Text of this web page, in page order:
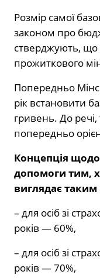
Розмір самої
законом про
стверджують, що
прожиткового
Попередньо
рік встановити
гривень. До
попередньо
Концепція
допомоги тим,
виглядає
– для осіб зі
років — 60%,
– для осіб зі
років — 70%,